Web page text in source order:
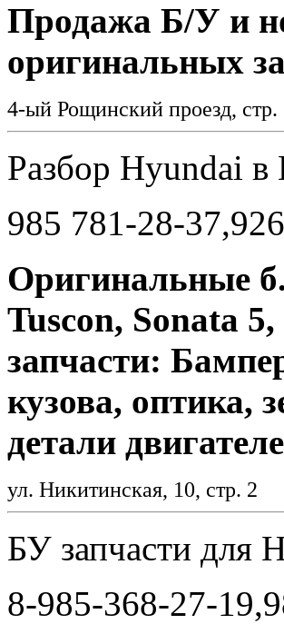
Продажа Б/У и
оригинальных
4-ый Рощинский проезд, стр.
Разбор Hyundai в
985 781-28-
Оригинальные
Tuscon, Sonata
запчасти:
кузова, оптика,
детали
ул. Никитинская, 10, стр. 2
БУ запчасти для
8-985-368-27-